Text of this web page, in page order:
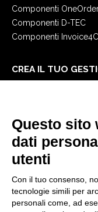
Componenti
Componenti D-TEC
Componenti
CREA IL TUO
E-Book
Blog
NOTE LEGALI
Informative Privacy
Security Policy
Questo sito
dati
utenti
Con il tuo consenso,
tecnologie simili per
personali come, ad